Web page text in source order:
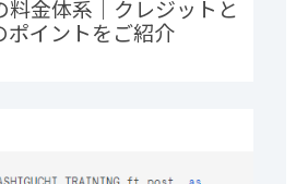
金体系｜クレジットと
ポイントをご紹介